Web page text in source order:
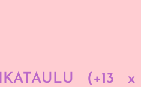
(+13 x